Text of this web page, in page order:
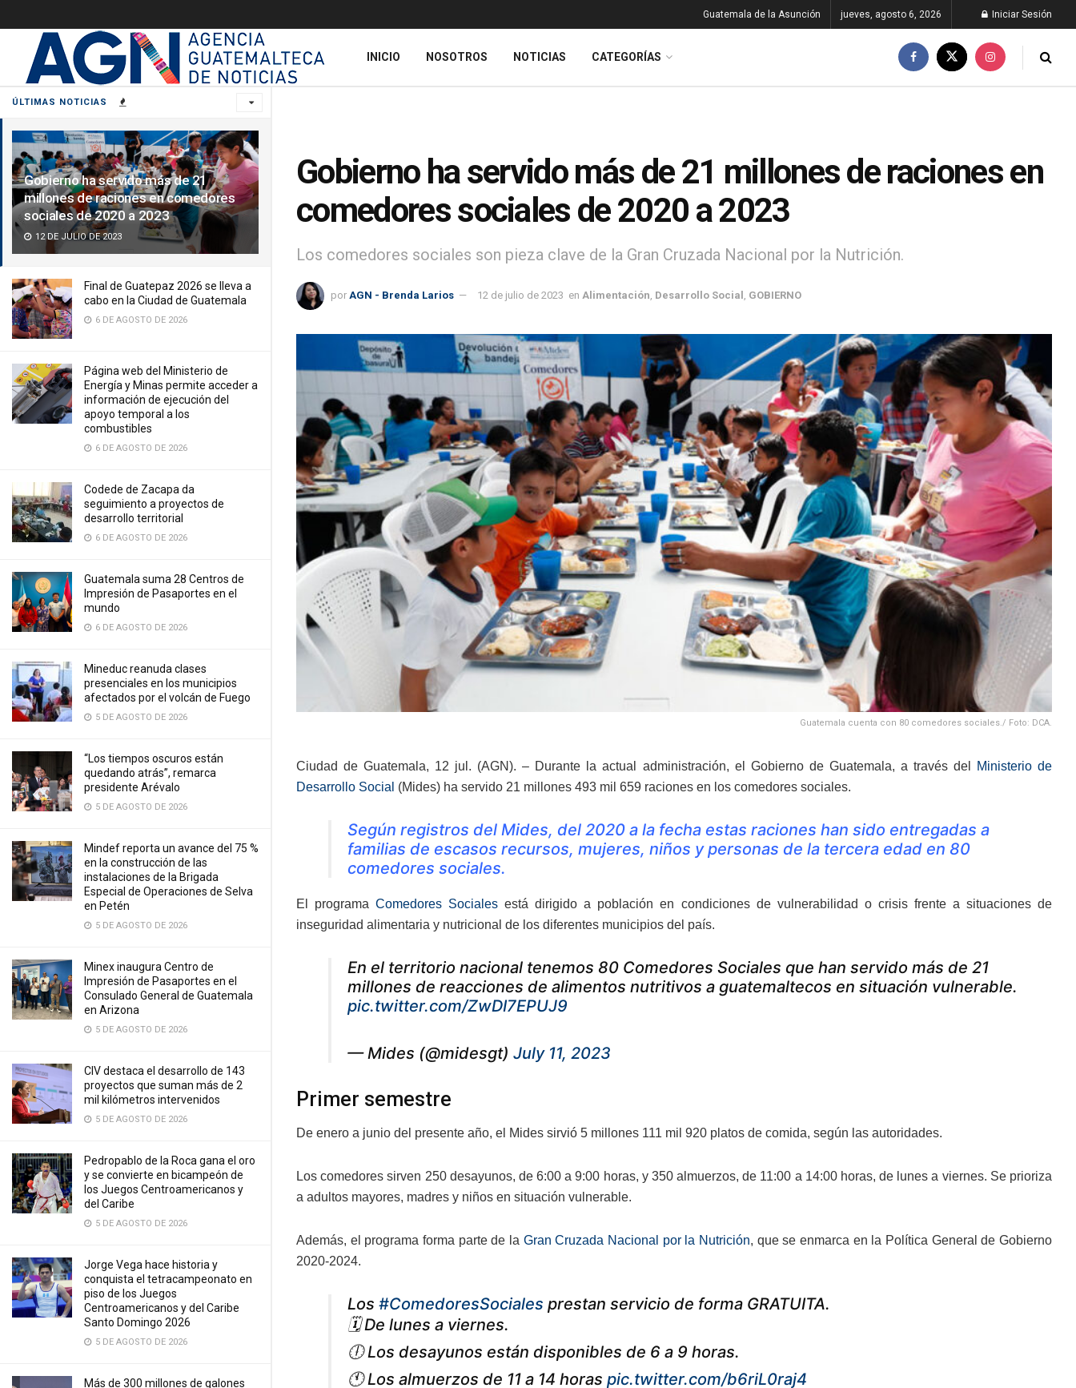
ÚLTIMAS NOTICIAS
Gobierno ha servido más de 21
millones de raciones en comedores
sociales de 2020 a 2023
12 DE JULIO DE 2023
Final de Guatepaz 2026 se lleva a
cabo en la Ciudad de Guatemala
6 DE AGOSTO DE 2026
Página web del Ministerio de
Energía y Minas permite acceder a
información de ejecución del
apoyo temporal a los
combustibles
6 DE AGOSTO DE 2026
Codede de Zacapa da
seguimiento a proyectos de
desarrollo territorial
6 DE AGOSTO DE 2026
Guatemala suma 28 Centros de
Impresión de Pasaportes en el
mundo
6 DE AGOSTO DE 2026
Mineduc reanuda clases
presenciales en los municipios
afectados por el volcán de Fuego
5 DE AGOSTO DE 2026
“Los tiempos oscuros están
quedando atrás”, remarca
presidente Arévalo
5 DE AGOSTO DE 2026
Mindef reporta un avance del 75 %
en la construcción de las
instalaciones de la Brigada
Especial de Operaciones de Selva
en Petén
5 DE AGOSTO DE 2026
Minex inaugura Centro de
Impresión de Pasaportes en el
Consulado General de Guatemala
en Arizona
5 DE AGOSTO DE 2026
CIV destaca el desarrollo de 143
proyectos que suman más de 2
mil kilómetros intervenidos
5 DE AGOSTO DE 2026
Pedropablo de la Roca gana el oro
y se convierte en bicampeón de
los Juegos Centroamericanos y
del Caribe
5 DE AGOSTO DE 2026
Jorge Vega hace historia y
conquista el tetracampeonato en
piso de los Juegos
Centroamericanos y del Caribe
Santo Domingo 2026
5 DE AGOSTO DE 2026
Más de 300 millones de galones
Guatemala de la Asunción jueves, agosto 6, 2026 Iniciar Sesión
INICIO NOSOTROS NOTICIAS CATEGORÍAS
Gobierno ha servido más de 21 millones de raciones en
comedores sociales de 2020 a 2023
Los comedores sociales son pieza clave de la Gran Cruzada Nacional por la Nutrición.
por AGN - Brenda Larios 12 de julio de 2023 en Alimentación Desarrollo Social GOBIERNO
Guatemala cuenta con 80 comedores sociales./ Foto: DCA.
Ciudad de Guatemala, 12 jul. (AGN). – Durante la actual administración, el Gobierno de Guatemala, a través del
Ministerio de
Desarrollo Social (Mides) ha servido 21 millones 493 mil 659 raciones en los comedores sociales.
Según registros del Mides, del 2020 a la fecha estas raciones han sido entregadas a
familias de escasos recursos, mujeres, niños y personas de la tercera edad en 80
comedores sociales.
El programaComedores Sociales está dirigido a población en condiciones de vulnerabilidad o crisis frente a situaciones de
inseguridad alimentaria y nutricional de los diferentes municipios del país.
En el territorio nacional tenemos 80 Comedores Sociales que han servido más de 21
millones de reacciones de alimentos nutritivos a guatemaltecos en situación vulnerable.
pic.twitter.com/ZwDI7EPUJ9
— Mides (@midesgt) July 11, 2023
Primer semestre
De enero a junio del presente año, el Mides sirvió 5 millones 111 mil 920 platos de comida, según las autoridades.
Los comedores sirven 250 desayunos, de 6:00 a 9:00 horas, y 350 almuerzos, de 11:00 a 14:00 horas, de lunes a viernes. Se prioriza
a adultos mayores, madres y niños en situación vulnerable.
Además, el programa forma parte de la Gran Cruzada Nacional por la Nutrición, que se enmarca en la Política General de Gobierno
2020-2024.
Los #ComedoresSociales prestan servicio de forma GRATUITA.
🗓️ De lunes a viernes.
🕕 Los desayunos están disponibles de 6 a 9 horas.
🕚 Los almuerzos de 11 a 14 horas pic.twitter.com/b6riL0raj4